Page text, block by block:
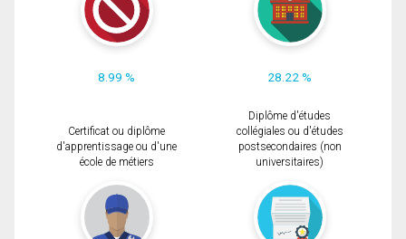
8.99 % 28.22 %
Certificat ou diplôme
d'apprentissage ou d'une
école de métiers
Diplôme d'études
collégiales ou d'études
postsecondaires (non
universitaires)